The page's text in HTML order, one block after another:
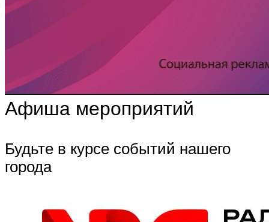
Афиша мероприятий
Будьте в курсе событий нашего
города